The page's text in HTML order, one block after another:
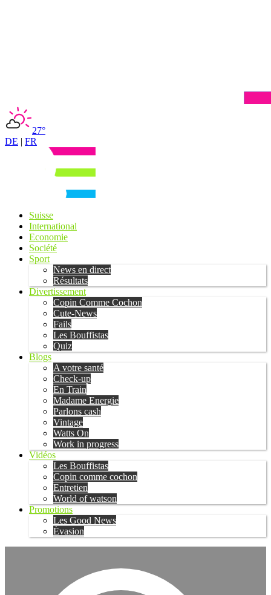
27°
DE | FR
Suisse
International
Economie
Société
Sport
News en direct
Résultats
Divertissement
Copin Comme Cochon
Cute-News
Fails
Les Bouffistas
Quiz
Blogs
A votre santé
Check-up
En Train
Madame Energie
Parlons cash
Vintage
Watts On
Work in progress
Vidéos
Les Bouffistas
Copin comme cochon
Entretien
World of watson
Promotions
Les Good News
Évasion